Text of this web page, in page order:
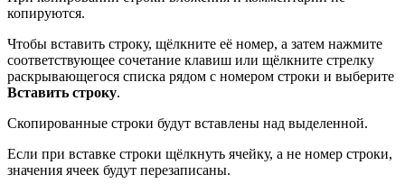
копируются.
Чтобы вставить строку, щёлкните её номер, а затем нажмите
соответствующее сочетание клавиш или щёлкните стрелку
раскрывающегося списка рядом с номером строки и выберите
Вставить строку.
Скопированные строки будут вставлены над выделенной.
Если при вставке строки щёлкнуть ячейку, а не номер строки,
значения ячеек будут перезаписаны.